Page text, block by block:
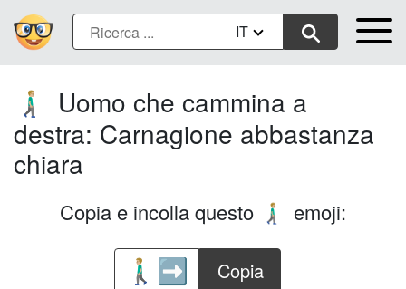
IT
🚶🏼‍♂️‍➡️
Uomo che cammina a
destra: Carnagione abbastanza
chiara
Copia e incolla questo 🚶🏼‍♂️‍➡️ emoji:
Copia